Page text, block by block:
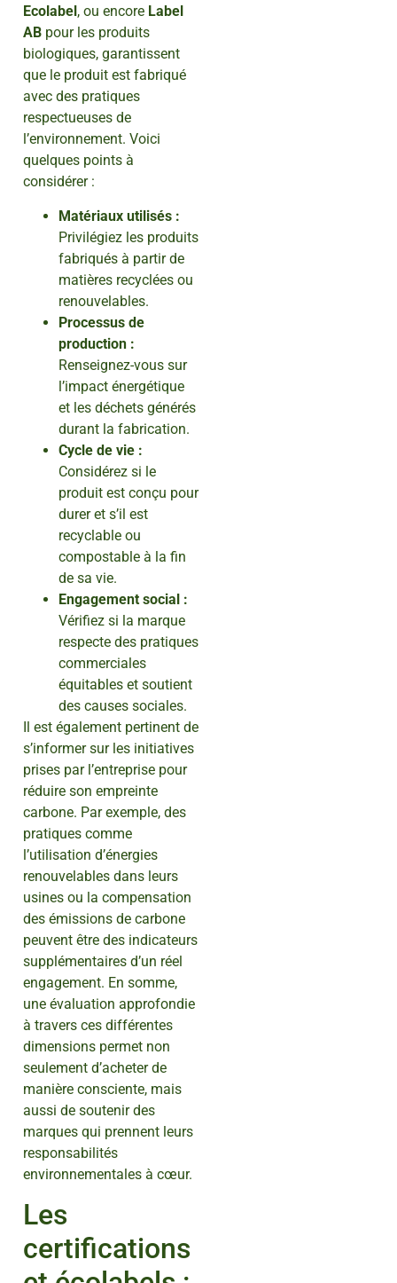
Ecolabel , ou encore Label
AB pour les produits
biologiques, garantissent
que le produit est fabriqué
avec des pratiques
respectueuses de
l’environnement. Voici
quelques points à
considérer :
Matériaux utilisés :
Privilégiez les produits
fabriqués à partir de
matières recyclées ou
renouvelables.
Processus de
production :
Renseignez-vous sur
l’impact énergétique
et les déchets générés
durant la fabrication.
Cycle de vie :
Considérez si le
produit est conçu pour
durer et s’il est
recyclable ou
compostable à la fin
de sa vie.
Engagement social :
Vérifiez si la marque
respecte des pratiques
commerciales
équitables et soutient
des causes sociales.
Il est également pertinent de
s’informer sur les initiatives
prises par l’entreprise pour
réduire son empreinte
carbone. Par exemple, des
pratiques comme
l’utilisation d’énergies
renouvelables dans leurs
usines ou la compensation
des émissions de carbone
peuvent être des indicateurs
supplémentaires d’un réel
engagement. En somme,
une évaluation approfondie
à travers ces différentes
dimensions permet non
seulement d’acheter de
manière consciente, mais
aussi de soutenir des
marques qui prennent leurs
responsabilités
environnementales à cœur.
Les
certifications